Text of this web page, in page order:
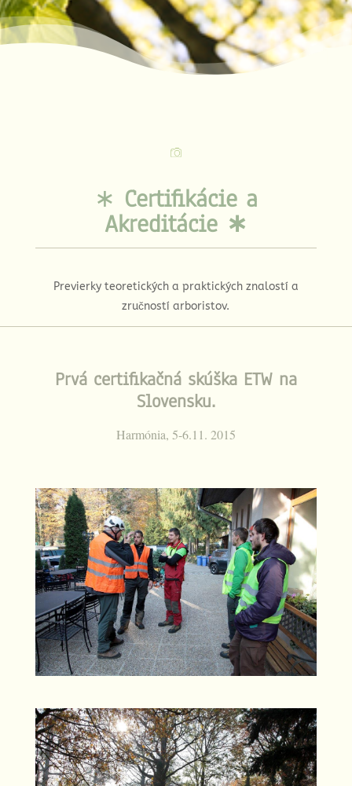
∗ Certifikácie a
Akreditácie ∗
Previerky teoretických a praktických znalostí a
zručností arboristov.
Prvá certifikačná skúška ETW na
Slovensku.
Harmónia, 5-6.11. 2015